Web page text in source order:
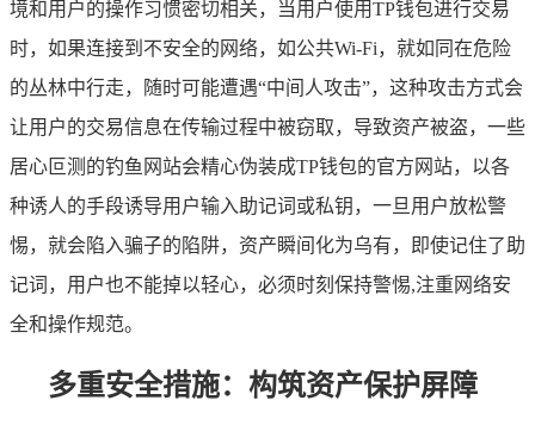
境和用户的操作习惯密切相关，当用户使用TP钱包进行交易
时，如果连接到不安全的网络，如公共Wi-Fi，就如同在危险
的丛林中行走，随时可能遭遇“中间人攻击”，这种攻击方式会
让用户的交易信息在传输过程中被窃取，导致资产被盗，一些
居心叵测的钓鱼网站会精心伪装成TP钱包的官方网站，以各
种诱人的手段诱导用户输入助记词或私钥，一旦用户放松警
惕，就会陷入骗子的陷阱，资产瞬间化为乌有，即使记住了助
记词，用户也不能掉以轻心，必须时刻保持警惕,注重网络安
全和操作规范。
多重安全措施：构筑资产保护屏障